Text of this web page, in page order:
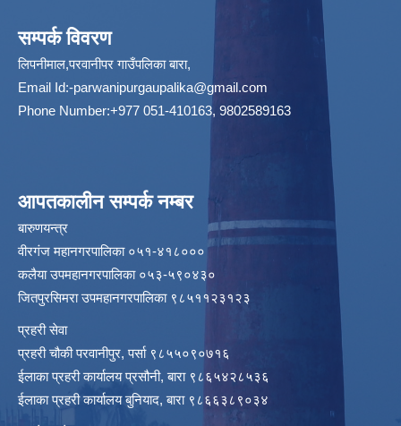
सम्पर्क विवरण
लिपनीमाल,परवानीपर गाउँपलिका बारा,
Email Id:-parwanipurgaupalika@gmail.com
Phone Number:+977 051-410163, 9802589163
आपतकालीन सम्पर्क नम्बर
बारुणयन्त्र
वीरगंज महानगरपालिका ०५१-४१८०००
कलैया उपमहानगरपालिका ०५३-५९०४३०
जितपुरसिमरा उपमहानगरपालिका ९८५११२३१२३
प्रहरी सेवा
प्रहरी चौकी परवानीपुर, पर्सा ९८५५०९०७१६
ईलाका प्रहरी कार्यालय प्रसौनी, बारा ९८६५४२८५३६
ईलाका प्रहरी कार्यालय बुनियाद, बारा ९८६६३८९०३४